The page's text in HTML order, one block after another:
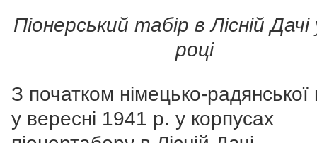
Піонерський табір в Лісній
році
З початком німецько-радянської
у вересні 1941 р. у корпусах